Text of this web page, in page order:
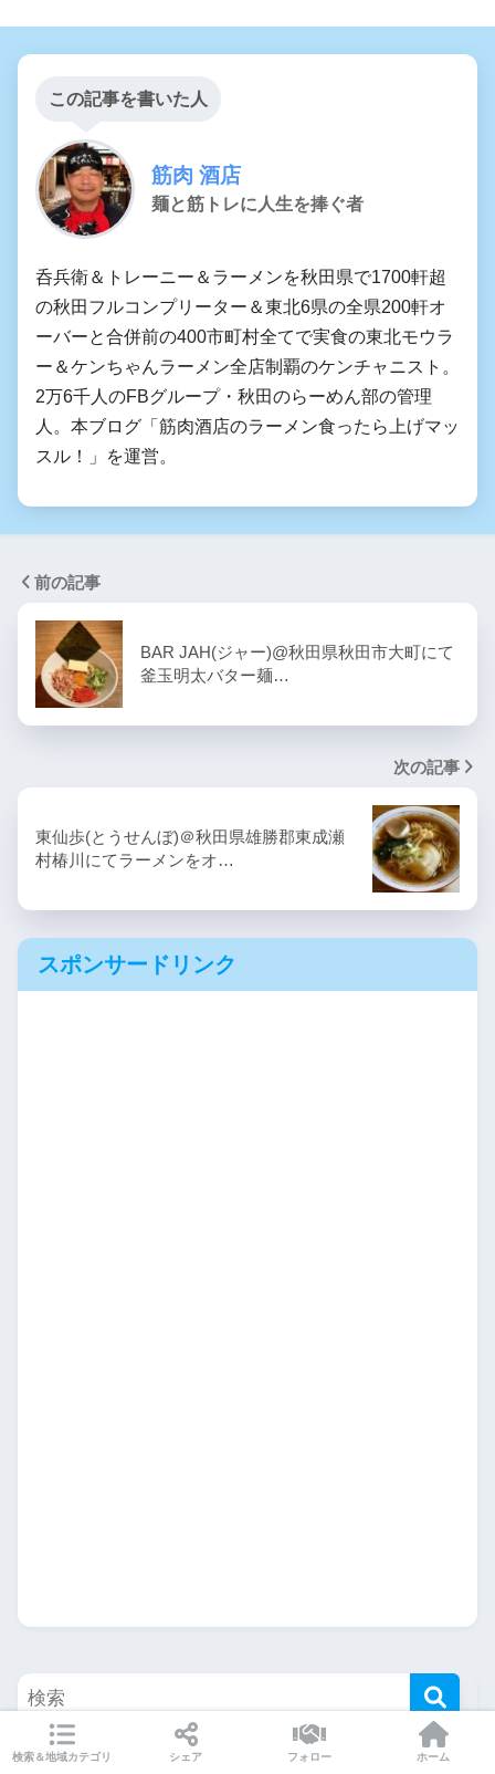
この記事を書いた人
筋肉 酒店
麺と筋トレに人生を捧ぐ者
呑兵衛＆トレーニー＆ラーメンを秋田県で1700軒超
の秋田フルコンプリーター＆東北6県の全県200軒オ
ーバーと合併前の400市町村全てで実食の東北モウラ
ー＆ケンちゃんラーメン全店制覇のケンチャニスト。
2万6千人のFBグループ・秋田のらーめん部の管理
人。本ブログ「筋肉酒店のラーメン食ったら上げマッ
スル！」を運営。
前の記事
BAR JAH(ジャー)@秋田県秋田市大町にて
釜玉明太バター麺…
次の記事
東仙歩(とうせんぼ)＠秋田県雄勝郡東成瀬
村椿川にてラーメンをオ…
スポンサードリンク
検索＆地域カテゴリ シェア フォロー ホーム